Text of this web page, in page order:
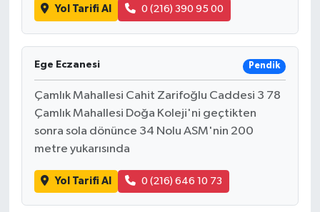
Yol Tarifi Al 0 (216) 390 95 00
Ege Eczanesi Pendik
Çamlık Mahallesi Cahit Zarifoğlu Caddesi 3 78
Çamlık Mahallesi Doğa Koleji'ni geçtikten
sonra sola dönünce 34 Nolu ASM'nin 200
metre yukarısında
Yol Tarifi Al 0 (216) 646 10 73